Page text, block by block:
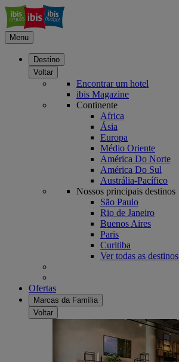
Menu
Destino
Voltar
Encontrar um hotel
ibis Magazine
Continente
Africa
Ásia
Europa
Médio Oriente
América Do Norte
América Do Sul
Austrália-Pacífico
Nossos principais destinos
São Paulo
Rio de Janeiro
Buenos Aires
Paris
Curitiba
Ver todas as destinos
Ofertas
Marcas da Família
Voltar